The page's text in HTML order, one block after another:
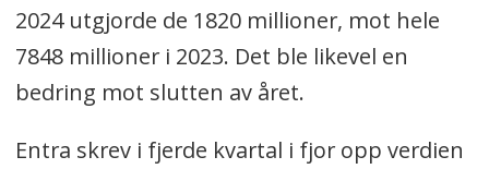
2024 utgjorde de 1820 millioner, mot hele
7848 millioner i 2023. Det ble likevel en
bedring mot slutten av året.
Entra skrev i fjerde kvartal i fjor opp verdien